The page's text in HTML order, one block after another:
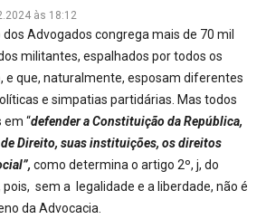
às 18:12
Advogados congrega mais de 70 mil
militantes, espalhados por todos os
e que, naturalmente, esposam diferentes
e simpatias partidárias. Mas todos
“defender a Constituição da República,
Direito, suas instituições, os direitos
como determina o artigo 2º, j, do
sem a legalidade e a liberdade, não é
da Advocacia.